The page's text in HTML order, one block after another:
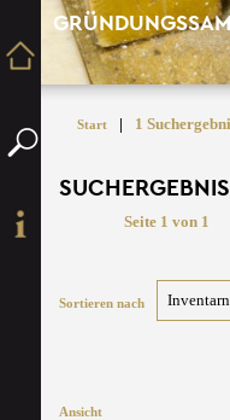
Start | 1
Seite 1 von 1
Sortieren nach
Ansicht